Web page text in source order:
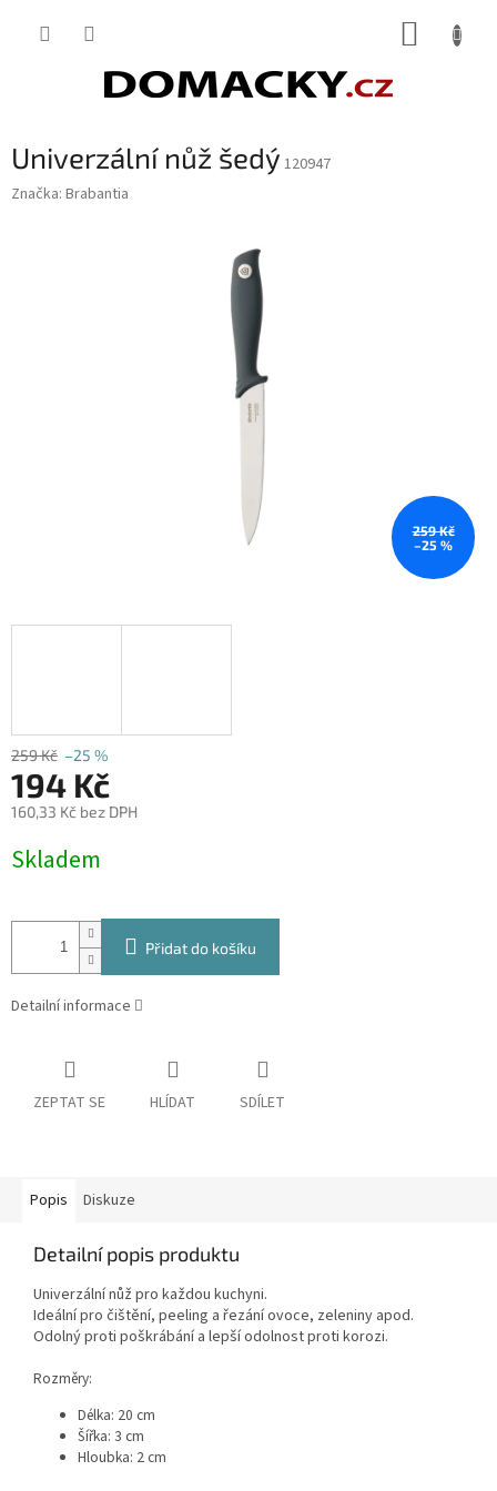
Univerzální nůž šedý 120947
Značka: Brabantia
259 Kč
–25 %
259 Kč –25 %
194 Kč
160,33 Kč bez DPH
cena:
Skladem
Přidat do košíku
Detailní informace
ZEPTAT SE HLÍDAT SDÍLET
Popis Diskuze
Detailní popis produktu
Univerzální nůž pro každou kuchyni.
Ideální pro čištění, peeling a řezání ovoce, zeleniny apod.
Odolný proti poškrábání a lepší odolnost proti korozi.
Rozměry:
Délka: 20 cm
Šířka: 3 cm
Hloubka: 2 cm